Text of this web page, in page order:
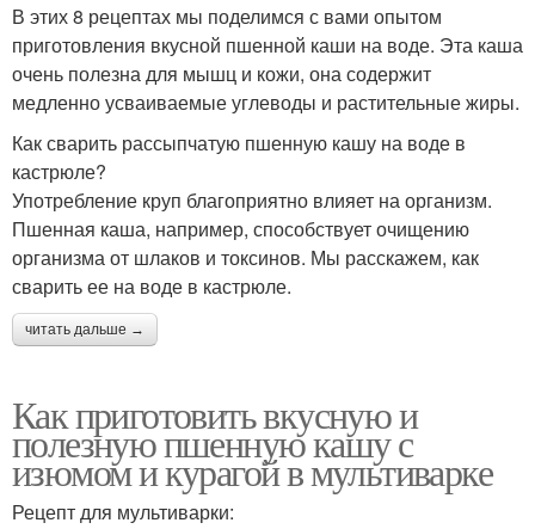
В этих 8 рецептах мы поделимся с вами опытом
приготовления вкусной пшенной каши на воде. Эта каша
очень полезна для мышц и кожи, она содержит
медленно усваиваемые углеводы и растительные жиры.
Как сварить рассыпчатую пшенную кашу на воде в
кастрюле?
Употребление круп благоприятно влияет на организм.
Пшенная каша, например, способствует очищению
организма от шлаков и токсинов. Мы расскажем, как
сварить ее на воде в кастрюле.
читать дальше →
Как приготовить вкусную и
полезную пшенную кашу с
изюмом и курагой в мультиварке
Рецепт для мультиварки: